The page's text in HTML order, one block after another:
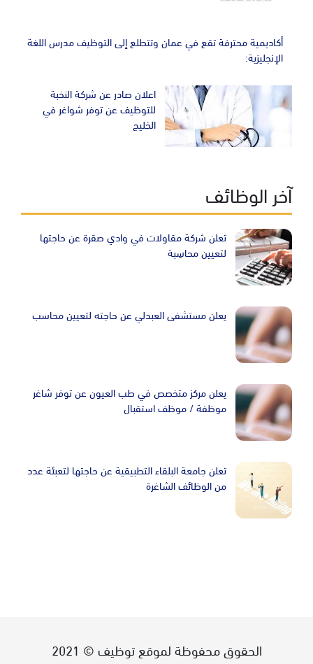
أكاديمية محترفة تقع في عمان وتتطلع إلى التوظيف مدرس اللغة
الإنجليزية:
اعلان صادر عن شركة النخبة
للتوظيف عن توفر شواغر في
الخليج
آخر الوظائف
تعلن شركة مقاولات في وادي صقرة عن حاجتها
لتعيين محاسِبة
يعلن مستشفى العبدلي عن حاجته لتعيين محاسب
يعلن مركز متخصص في طب العيون عن توفر شاغر
موظفة / موظف استقبال
تعلن جامعة البلقاء التطبيقية عن حاجتها لتعبئة عدد
من الوظائف الشاغرة
الحقوق محفوظة لموقع توظيف © 2021